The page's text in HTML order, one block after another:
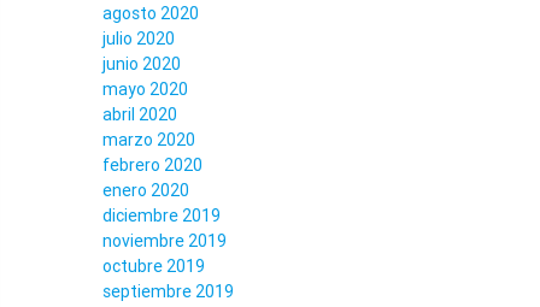
agosto 2020
julio 2020
junio 2020
mayo 2020
abril 2020
marzo 2020
febrero 2020
enero 2020
diciembre 2019
noviembre 2019
octubre 2019
septiembre 2019